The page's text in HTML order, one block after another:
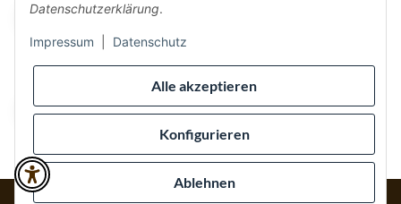
Alle akzeptieren
Konfigurieren
Ablehnen
Datenschutzerklärung.
Impressum Datenschutz
Wir versenden via: